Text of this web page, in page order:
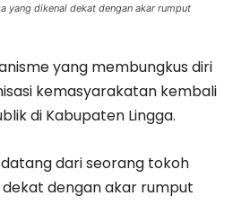
yang dikenal dekat dengan akar rumput
yang membungkus diri
kemasyarakatan kembali
di Kabupaten Lingga.
datang dari seorang tokoh
dengan akar rumput